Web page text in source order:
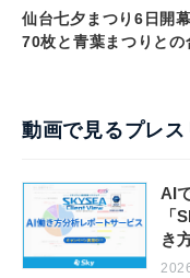
仙台七夕まつり6日開
70枚と青葉まつりとの
動画で見るプレス
AI
「
き